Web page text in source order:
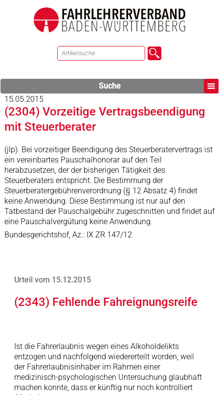
Suche
15.05.2015
(2304) Vorzeitige Vertragsbeendigung
mit Steuerberater
(jlp). Bei vorzeitiger Beendigung des Steuerberatervertrags ist
ein vereinbartes Pauschalhonorar auf den Teil
herabzusetzen, der der bisherigen Tätigkeit des
Steuerberaters entspricht. Die Bestimmung der
Steuerberatergebührenverordnung (§ 12 Absatz 4) findet
keine Anwendung. Diese Bestimmung ist nur auf den
Tatbestand der Pauschalgebühr zugeschnitten und findet auf
eine Pauschalvergütung keine Anwendung.
Bundesgerichtshof, Az.: IX ZR 147/12
Urteil vom 15.12.2015
(2343) Fehlende Fahreignungsreife
Ist die Fahrerlaubnis wegen eines Alkoholdelikts
entzogen und nachfolgend wiedererteilt worden, weil
der Fahrerlaubnisinhaber im Rahmen einer
medizinisch-psychologischen Untersuchung glaubhaft
machen konnte, dass er künftig nur noch kontrolliert